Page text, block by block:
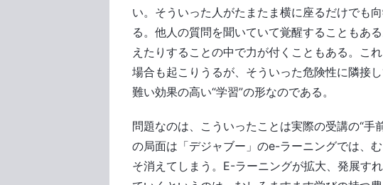
い。そういった人がたまたま横に座るだけでも
る。他人の質問を聞いていて覚醒することもあ
えたりすることの中で力が付くこともある。こ
場合も起こりうるが、そういった危険性に隣接
難い効果の高い“学習”の形なのである。
問題なのは、こういったことは実際の受講の“手
の局面は「デジャブー」のe-ラーニングでは、
そ消えてしまう。E-ラーニングが拡大、発展す